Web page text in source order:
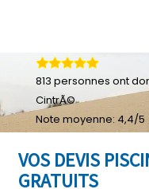
VOS DEVIS
GRATUITS
813 personnes ont
CintrÃ©
Note moyenne: 4,4/5